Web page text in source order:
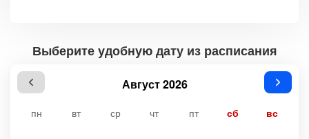
Выберите удобную дату из расписания
Август 2026
пн вт ср чт пт сб вс